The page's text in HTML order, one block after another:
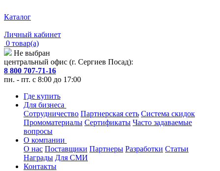
Каталог
Личный кабинет
0 товар(а)
Не выбран
центральный офис (г. Сергиев Посад):
8 800 707-71-16
пн. - пт. с 8:00 до 17:00
Где купить
Для бизнеса
Сотрудничество Партнерская сеть Система скидок
Промоматериалы Сертификаты Часто задаваемые
вопросы
О компании
О нас Поставщики Партнеры Разработки Статьи
Награды Для СМИ
Контакты